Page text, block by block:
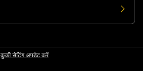
कुकी सेटिंग अपडेट करें